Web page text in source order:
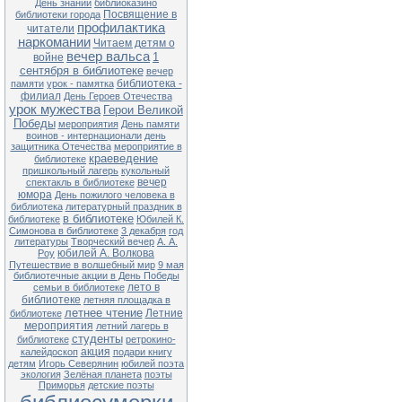
Чернобыля» (35 лет со дня
катастрофы на Чернобыльской
АЭС)
27.04 13-00 Ф№1
Квест-игра «В поисках заветного
клада» (в рамках клуба «Семь Я)
28.04 13-00 Ф№1
Экологический час «Чернобыль.
Год 1986» (35 лет со дня
катастрофы на Чернобыльской
АЭС)
28.04 11-00 ЦБ
Литературный час «Король смеха
Аркадий Аверченко» (140 лет со
дня рождения писателя)
29.04 13-00 Ф№1
Обзор книжной выставки «Они не
должны исчезнуть» (по Красной
книге Приморского края)
Внимание! В связи с продлением
ограничительных мер в
расписании возможны
корректировки. Обращаться по
тел.: 25-1-72
День знаний библиоказино
библиотеки города Посвящение в
читатели профилактика
наркомании Читаем детям о
войне вечер вальса 1
сентября в библиотеке вечер
памяти урок - памятка библиотека -
филиал День Героев Отечества
урок мужества Герои Великой
Победы мероприятия День памяти
воинов - интернационали день
защитника Отечества мероприятие в
библиотеке краеведение
пришкольный лагерь кукольный
спектакль в библиотеке вечер
юмора День пожилого человека в
библиотека литературный праздник в
библиотеке в библиотеке Юбилей К.
Симонова в библиотеке 3 декабря год
литературы Творческий вечер А. А.
Роу юбилей А. Волкова
Путешествие в волшебный мир 9 мая
библиотечные акции в День Победы
семьи в библиотеке лето в
библиотеке летняя площадка в
библиотеке летнее чтение Летние
мероприятия летний лагерь в
библиотеке студенты ретрокино-
калейдоскоп акция подари книгу
детям Игорь Северянин юбилей поэта
экология Зелёная планета поэты
Приморья детские поэты